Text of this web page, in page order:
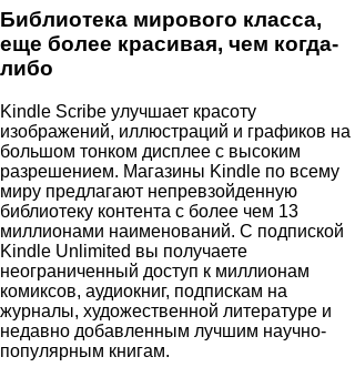
Библиотека мирового класса,
еще более красивая, чем когда-
либо
Kindle Scribe улучшает красоту
изображений, иллюстраций и графиков на
большом тонком дисплее с высоким
разрешением. Магазины Kindle по всему
миру предлагают непревзойденную
библиотеку контента с более чем 13
миллионами наименований. С подпиской
Kindle Unlimited вы получаете
неограниченный доступ к миллионам
комиксов, аудиокниг, подпискам на
журналы, художественной литературе и
недавно добавленным лучшим научно-
популярным книгам.